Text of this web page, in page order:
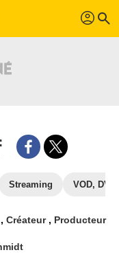
profil search
Streaming VOD, DVD
,Créateur , Producteur